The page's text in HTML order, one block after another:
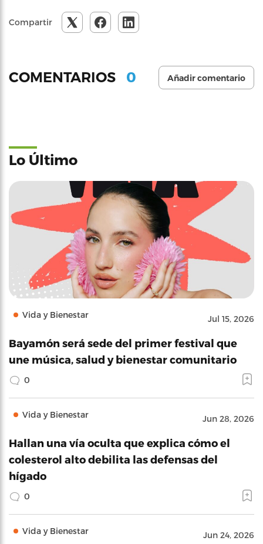
Compartir
COMENTARIOS 0 Añadir comentario
Lo Último
Vida y Bienestar Jul 15, 2026
Bayamón será sede del primer festival que
une música, salud y bienestar comunitario
0
Vida y Bienestar Jun 28, 2026
Hallan una vía oculta que explica cómo el
colesterol alto debilita las defensas del
hígado
0
Vida y Bienestar Jun 24, 2026